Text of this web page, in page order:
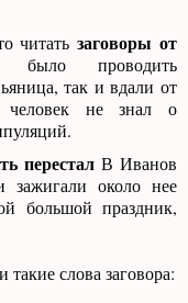
читатьзаговоры от
проводить
так и вдали от
не знал о
пересталВ Иванов
около нее
большой праздник,
слова заговора: